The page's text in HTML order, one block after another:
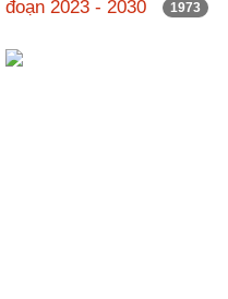
đoạn 2023 - 2030
1973